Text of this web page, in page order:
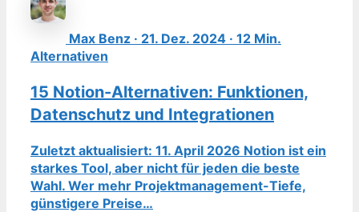
Max Benz · 21. Dez. 2024 · 12 Min.
Alternativen
15 Notion-Alternativen: Funktionen,
Datenschutz und Integrationen
Zuletzt aktualisiert: 11. April 2026 Notion ist ein
starkes Tool, aber nicht für jeden die beste
Wahl. Wer mehr Projektmanagement-Tiefe,
günstigere Preise…